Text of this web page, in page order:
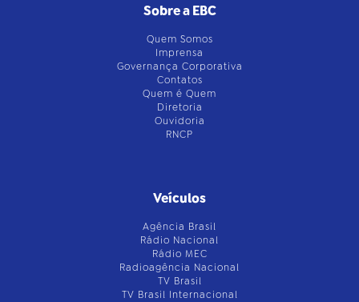
Sobre a EBC
Quem Somos
Imprensa
Governança Corporativa
Contatos
Quem é Quem
Diretoria
Ouvidoria
RNCP
Veículos
Agência Brasil
Rádio Nacional
Rádio MEC
Radioagência Nacional
TV Brasil
TV Brasil Internacional